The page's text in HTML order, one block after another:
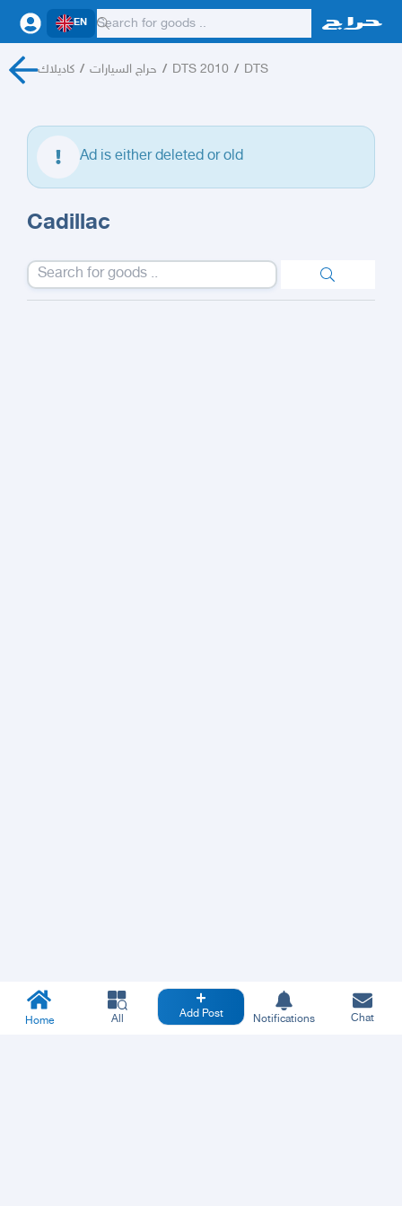
EN
كاديلاك / حراج السيارات / DTS 2010 / DTS
Ad is either deleted or old
Cadillac
Home All Add Post Notifications Chat